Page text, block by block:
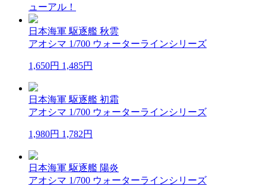
ューアル！
日本海軍 駆逐艦 秋雲
アオシマ 1/700 ウォーターラインシリーズ
1,650円 1,485円
日本海軍 駆逐艦 初霜
アオシマ 1/700 ウォーターラインシリーズ
1,980円 1,782円
日本海軍 駆逐艦 陽炎
アオシマ 1/700 ウォーターラインシリーズ